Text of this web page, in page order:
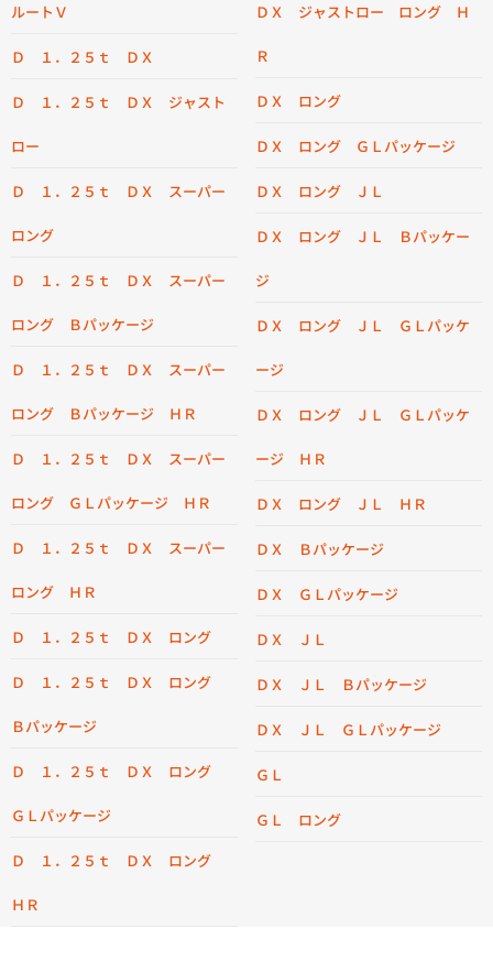
ルートＶ
Ｄ １．２５ｔ ＤＸ
Ｄ １．２５ｔ ＤＸ ジャスト
ロー
Ｄ １．２５ｔ ＤＸ スーパー
ロング
Ｄ １．２５ｔ ＤＸ スーパー
ロング Ｂパッケージ
Ｄ １．２５ｔ ＤＸ スーパー
ロング Ｂパッケージ ＨＲ
Ｄ １．２５ｔ ＤＸ スーパー
ロング ＧＬパッケージ ＨＲ
Ｄ １．２５ｔ ＤＸ スーパー
ロング ＨＲ
Ｄ １．２５ｔ ＤＸ ロング
Ｄ １．２５ｔ ＤＸ ロング
Ｂパッケージ
Ｄ １．２５ｔ ＤＸ ロング
ＧＬパッケージ
Ｄ １．２５ｔ ＤＸ ロング
ＨＲ
ＤＸ ジャストロー ロング Ｈ
Ｒ
ＤＸ ロング
ＤＸ ロング ＧＬパッケージ
ＤＸ ロング ＪＬ
ＤＸ ロング ＪＬ Ｂパッケー
ジ
ＤＸ ロング ＪＬ ＧＬパッケ
ージ
ＤＸ ロング ＪＬ ＧＬパッケ
ージ ＨＲ
ＤＸ ロング ＪＬ ＨＲ
ＤＸ Ｂパッケージ
ＤＸ ＧＬパッケージ
ＤＸ ＪＬ
ＤＸ ＪＬ Ｂパッケージ
ＤＸ ＪＬ ＧＬパッケージ
ＧＬ
ＧＬ ロング